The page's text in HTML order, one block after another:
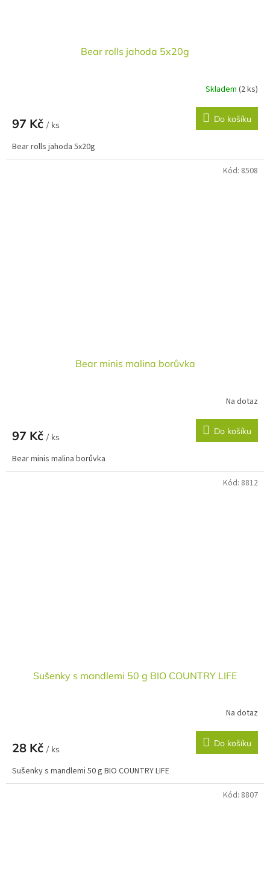
Bear rolls jahoda 5x20g
Skladem (2 ks)
97 Kč / ks
Do košíku
Bear rolls jahoda 5x20g
Bear minis malina borůvka
Na dotaz
97 Kč / ks
Do košíku
Bear minis malina borůvka
Kód: 8508
Sušenky s mandlemi 50 g BIO COUNTRY LIFE
Na dotaz
28 Kč / ks
Do košíku
Sušenky s mandlemi 50 g BIO COUNTRY LIFE
Kód: 8812
Kód: 8807